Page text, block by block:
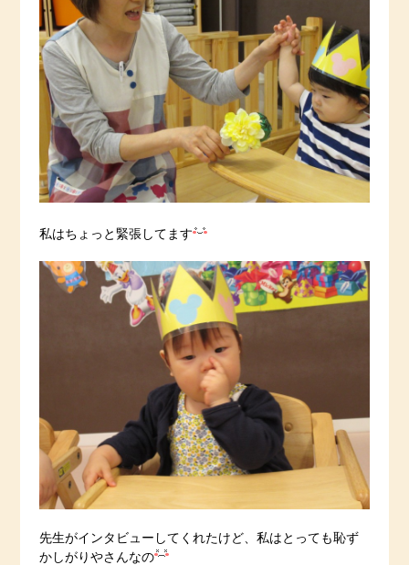
私はちょっと緊張してます
先生がインタビューしてくれたけど、私はとっても恥ず
かしがりやさんなの